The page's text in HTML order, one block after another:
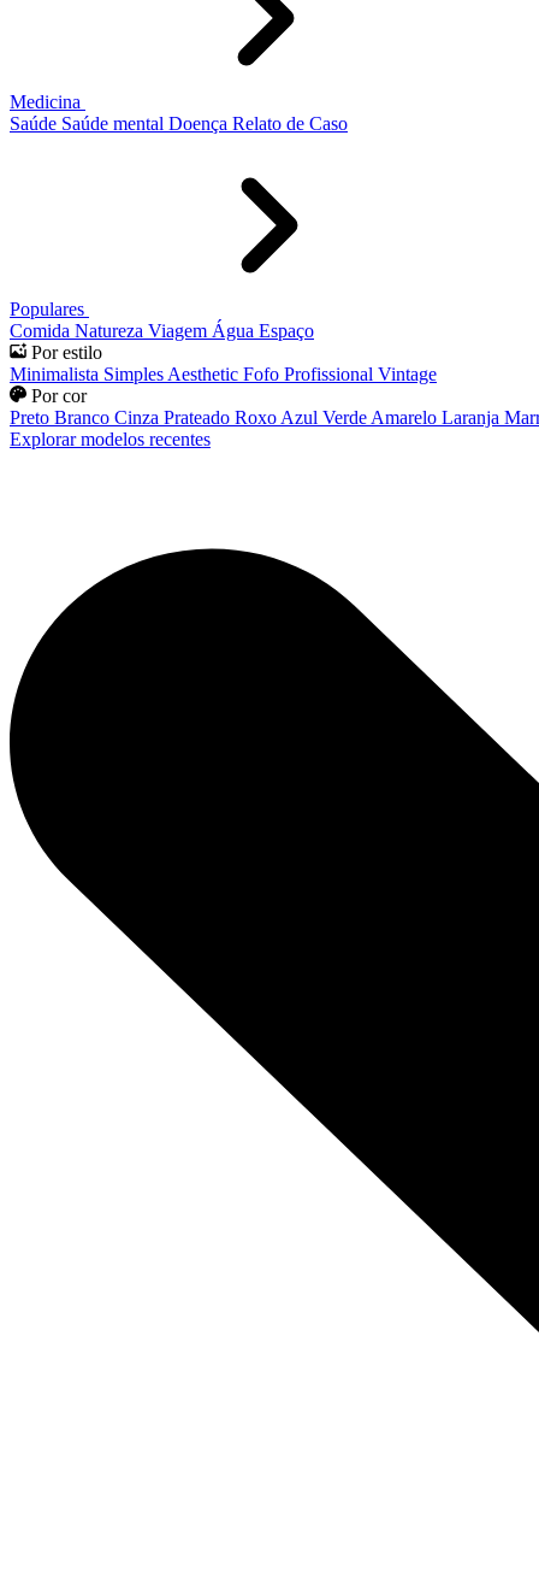
Medicina
Saúde Saúde mental Doença Relato de Caso
Populares
Comida Natureza Viagem Água Espaço
Por estilo
Minimalista Simples Aesthetic Fofo Profissional Vintage
Por cor
Preto Branco Cinza Prateado Roxo Azul Verde Amarelo Laranja
Explorar modelos recentes